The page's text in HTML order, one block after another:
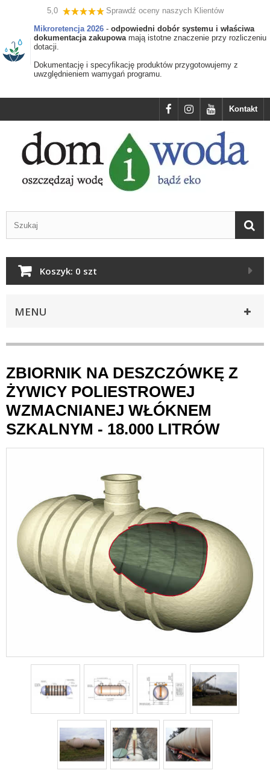
5,0
Sprawdź oceny naszych Klientów
Mikroretencja 2026 - odpowiedni dobór systemu i właściwa
dokumentacja zakupowamają istotne znaczenie przy rozliczeniu
dotacji.
Dokumentację i specyfikację produktów przygotowujemy z
uwzględnieniem wamygań programu.
Kontakt
Koszyk: 0 szt
MENU
ZBIORNIK NA DESZCZÓWKĘ Z
ŻYWICY POLIESTROWEJ
WZMACNIANEJ WŁÓKNEM
SZKALNYM - 18.000 LITRÓW